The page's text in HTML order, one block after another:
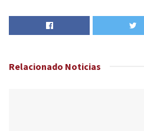
Relacionado Noticias